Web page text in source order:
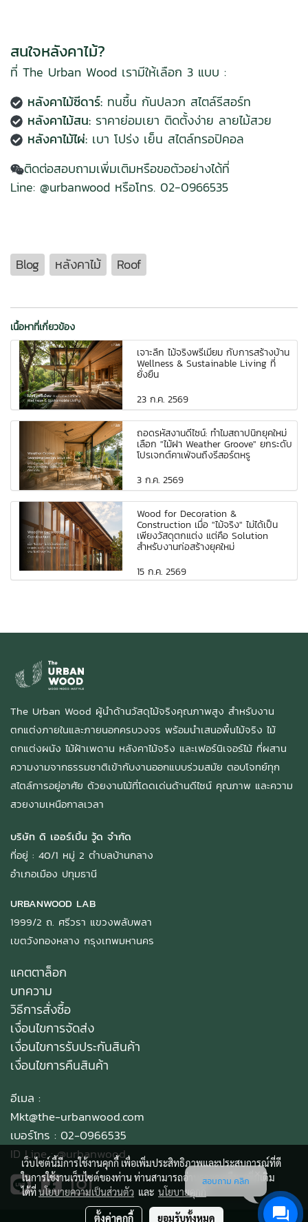
สนใจหลังคาไม้?
ที่ The Urban Wood เรามีให้เลือก 3 แบบ :
หลังคาไม้ซีดาร์: ทนชื้น กันปลวก สไตล์รีสอร์ท
หลังคาไม้สน: ราคาย่อมเยา ติดตั้งง่าย ลายไม้สวย
หลังคาไม้ไผ่: เบา โปร่ง เย็น สไตล์ทรอปิคอล
ติดต่อสอบถามเพิ่มเติมหรือขอตัวอย่างได้ที่
Line: @urbanwood หรือโทร. 02-0966535
Blog หลังคาไม้ Roof
เนื้อหาที่เกี่ยวข้อง
เจาะลึก ไม้จริงพรีเมี่ยม กับการสร้างบ้าน
Wellness & Sustainable Living ที่
ยั่งยืน
23 ก.ค. 2569
ถอดรหัสงานดีไซน์: ทำไมสถาปนิกยุคใหม่
เลือก "ไม้ฝา Weather Groove" ยกระดับ
โปรเจกต์คาเฟ่จนถึงรีสอร์ตหรู
3 ก.ค. 2569
Wood for Decoration &
Construction เมื่อ "ไม้จริง" ไม่ได้เป็น
เพียงวัสดุตกแต่ง แต่คือ Solution
สำหรับงานก่อสร้างยุคใหม่
15 ก.ค. 2569
The Urban Wood ผู้นำด้านวัสดุไม้จริงคุณภาพสูง สำหรับงาน
ตกแต่งภายในและภายนอกครบวงจร พร้อมนำเสนอพื้นไม้จริง ไม้
ตกแต่งผนัง ไม้ฝ้าเพดาน หลังคาไม้จริง และเฟอร์นิเจอร์ไม้ ที่ผสาน
ความงามจากธรรมชาติเข้ากับงานออกแบบร่วมสมัย ตอบโจทย์ทุก
สไตล์การอยู่อาศัย ด้วยงานไม้ที่โดดเด่นด้านดีไซน์ คุณภาพ และความ
สวยงามเหนือกาลเวลา
บริษัท ดิ เออร์เบิ้น วู้ด จำกัด
ที่อยู่ : 40/1 หมู่ 2 ตำบลบ้านกลาง
อำเภอเมือง ปทุมธานี
URBANWOOD LAB
1999/2 ถ. ศรีวรา แขวงพลับพลา
เขตวังทองหลาง กรุงเทพมหานคร
แคตตาล็อก
บทความ
วิธีการสั่งซื้อ
เงื่อนไขการจัดส่ง
เงื่อนไขการรับประกันสินค้า
เงื่อนไขการคืนสินค้า
อีเมล :
Mkt@the-urbanwood.com
เบอร์โทร : 02-0966535
ID Line :@urbanwood
เว็บไซต์นี้มีการใช้งานคุกกี้ เพื่อเพิ่มประสิทธิภาพและประสบการณ์ที่ดี
ในการใช้งานเว็บไซต์ของท่าน ท่านสามารถอ่านรายละเอียดเพิ่มเติม
ได้ที่นโยบายความเป็นส่วนตัว และ นโยบายคุกกี้
ตั้งค่าคุกกี้ ยอมรับทั้งหมด
สอบถาม คลิก